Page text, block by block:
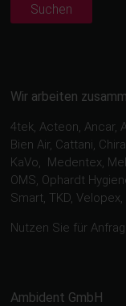
Suchen
Wir arbeiten
4tek, Acteon, Ancar,
Bien Air, Cattani,
KaVo, Medentex,
OMS, Ophardt
Smart, TKD,
Nutzen Sie für
Ambident GmbH